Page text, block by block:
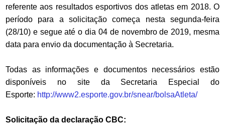
referente aos resultados esportivos dos atletas em 2018. O
período para a solicitação começa nesta segunda-feira
(28/10) e segue até o dia 04 de novembro de 2019, mesma
data para envio da documentação à Secretaria.
Todas as informações e documentos necessários estão
disponíveis no site da Secretaria Especial do
Esporte: http://www2.esporte.gov.br/snear/bolsaAtleta/
Solicitação da declaração CBC: